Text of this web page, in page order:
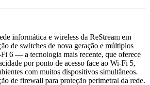
informática e wireless da ReStream em
de switches de nova geração e múltiplos
6 — a tecnologia mais recente, que oferece
por ponto de acesso face ao Wi-Fi 5,
com muitos dispositivos simultâneos.
de firewall para proteção perimetral da rede.